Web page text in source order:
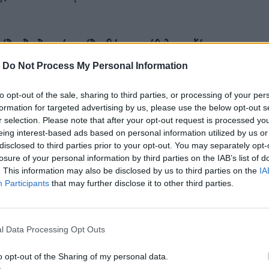
Do Not Process My Personal Information
opt-out of the sale, sharing to third parties, or processing of your
for targeted advertising by us, please use the below opt-out
selection. Please note that after your opt-out request is processed
interest-based ads based on personal information utilized by us
to third parties prior to your opt-out. You may separately
of your personal information by third parties on the IAB’s list of
This information may also be disclosed by us to third parties on the
Participants that may further disclose it to other third parties.
Data Processing Opt Outs
opt-out of the Sharing of my personal data.
διαδρομή, τα ίδια βήματα, ήθελα να ξέρω τι
Πρακτορείο Ειδήσεων, ο κ. Γκρέιτερ.
παιδιών που γεννήθηκαν στην Ελλάδα και
Στίβεν Γκρέιτερ είχε αλλάξει ριζικά. Μέσα σε
2023 ο κ. Γκρέιτερ είχε καταφέρει να
The Eftychia Project και να αποκτήσει μία